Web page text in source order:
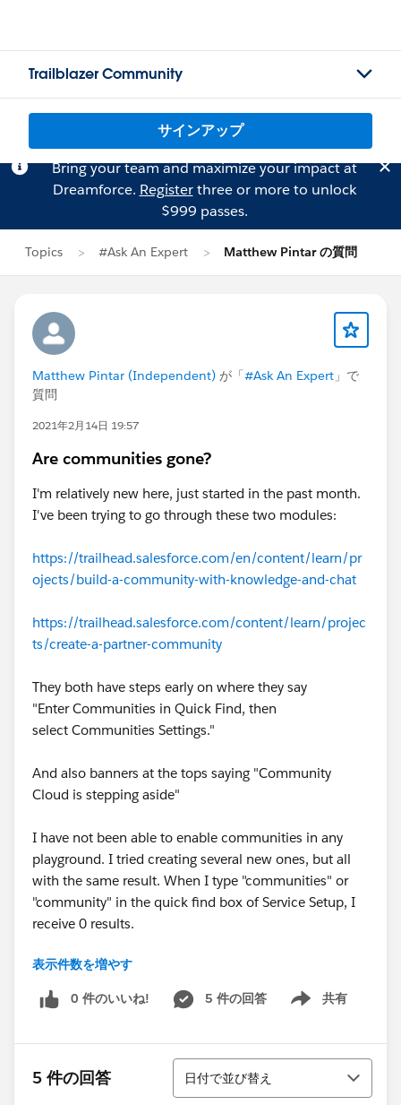
Trailblazer Community
サインアップ
Bring your team and maximize your impact at
Dreamforce. Registerthree or more to unlock
$999 passes.
Topics #Ask An Expert Matthew Pintar の質問
Matthew Pintar (Independent) が「#Ask An Expert 」で
質問
2021年2月14日 19:57
Are communities gone?
I'm relatively new here, just started in the past month.
I've been trying to go through these two modules:
https://trailhead.salesforce.com/en/content/learn/pr
ojects/build-a-community-with-knowledge-and-chat
https://trailhead.salesforce.com/content/learn/projec
ts/create-a-partner-community
They both have steps early on where they say
"Enter Communities in Quick Find, then
select Communities Settings."
And also banners at the tops saying "Community
Cloud is stepping aside"
I have not been able to enable communities in any
playground. I tried creating several new ones, but all
with the same result. When I type "communities" or
"community" in the quick find box of Service Setup, I
receive 0 results.
I've also seen this issue, but it was not helpful.
https://trailblazers.salesforce.com/answers?
So are communities no longer a part of current
versions and these modules are out of date, or is
表示件数を増やす
0 件のいいね! 5 件の回答 共有
Show menu
5 件の回答
並び替え
日付で並び替え